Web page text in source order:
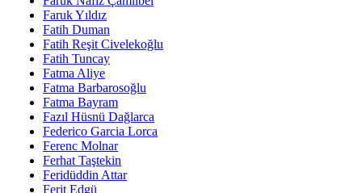
Faruk Yıldız
Fatih Duman
Fatih Reşit Civelekoğlu
Fatih Tuncay
Fatma Aliye
Fatma Barbarosoğlu
Fatma Bayram
Fazıl Hüsnü Dağlarca
Federico Garcia Lorca
Ferenc Molnar
Ferhat Taştekin
Feridüddin Attar
Ferit Edgü